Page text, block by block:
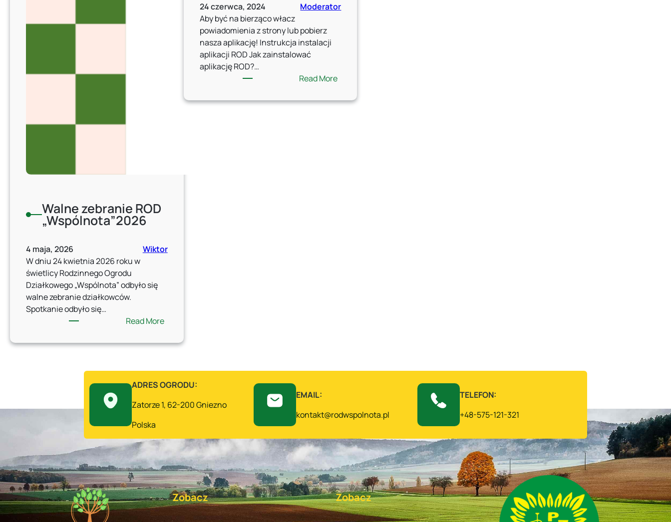
Walne zebranie ROD
„Wspólnota”2026
4 maja, 2026
Wiktor
W dniu 24 kwietnia 2026 roku w
świetlicy Rodzinnego Ogrodu
Działkowego „Wspólnota” odbyło się
walne zebranie działkowców.
Spotkanie odbyło się…
Read More:
zebranie
„Wspólnota”2026
24 czerwca, 2024
Moderator
Aby być na bierząco włacz
powiadomienia z strony lub pobierz
nasza aplikację! Instrukcja instalacji
aplikacji ROD Jak zainstalować
aplikację ROD?…
Read More:
gablota
ADRES OGRODU:
Zatorze 1, 62-200 Gniezno
Polska
EMAIL:
kontakt@rodwspolnota.pl
TELEFON:
+48-575-121-321
Zobacz Zobacz